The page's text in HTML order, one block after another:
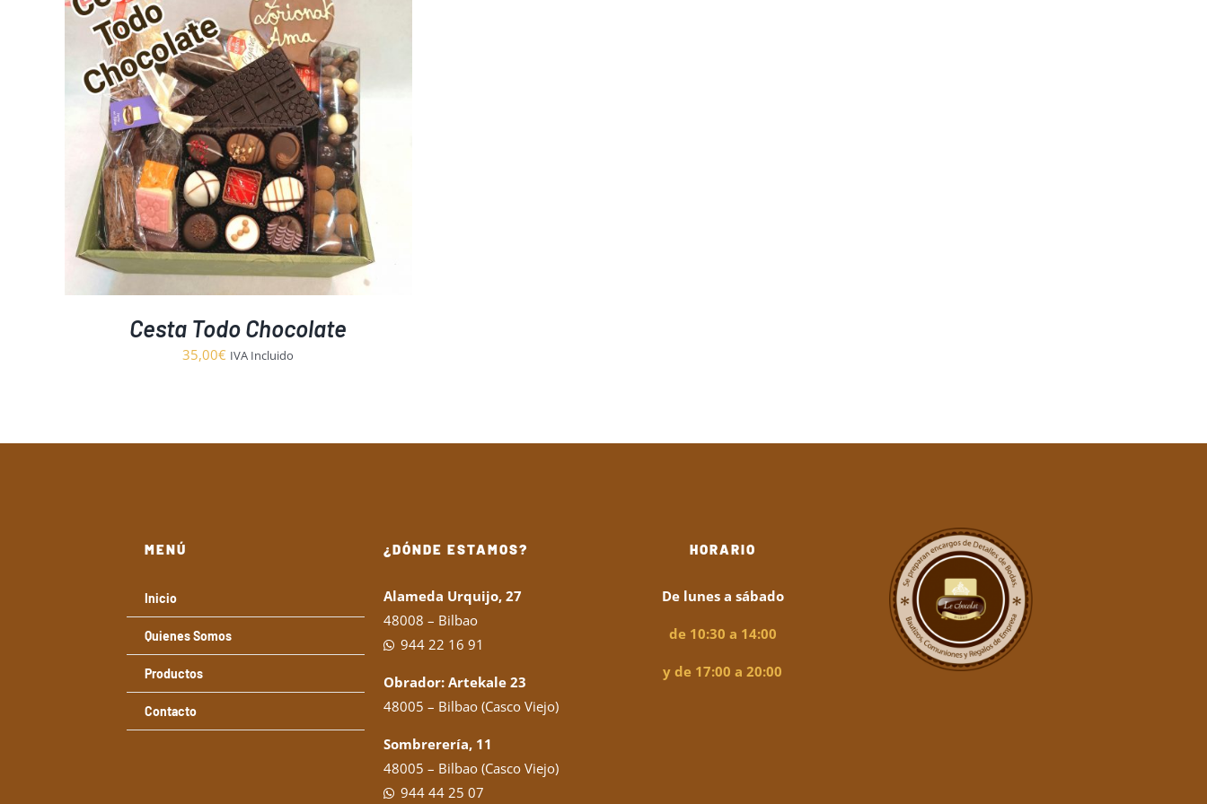
Cesta Todo Chocolate
35,00€ IVA Incluido
MENÚ
Inicio
Quienes Somos
Productos
Contacto
¿DÓNDE ESTAMOS?
Alameda Urquijo, 27
48008 – Bilbao
944 22 16 91
Obrador: Artekale 23
48005 – Bilbao (Casco Viejo)
Sombrerería, 11
48005 – Bilbao (Casco Viejo)
944 44 25 07
HORARIO
De lunes a sábado
de 10:30 a 14:00
y de 17:00 a 20:00